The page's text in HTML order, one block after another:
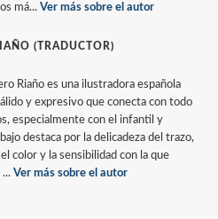
má... Ver más sobre el autor
(TRADUCTOR)
Riaño es una ilustradora española
y expresivo que conecta con todo
especialmente con el infantil y
destaca por la delicadeza del trazo,
color y la sensibilidad con la que
Ver más sobre el autor